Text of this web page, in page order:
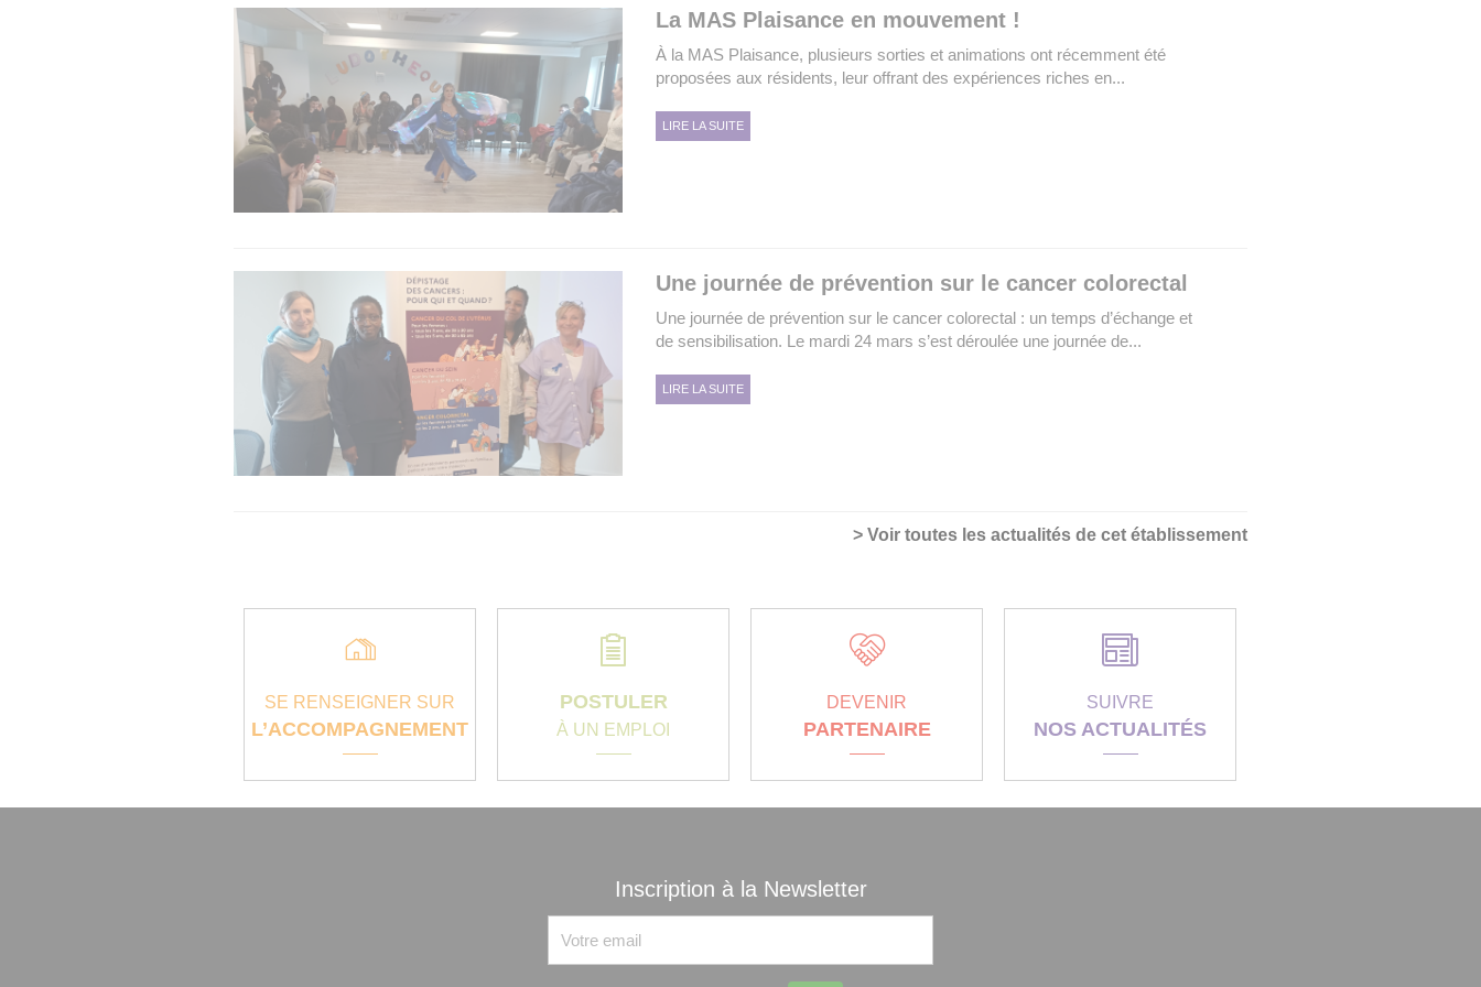
La MAS Plaisance en mouvement !
À la MAS Plaisance, plusieurs sorties et animations ont récemment été
proposées aux résidents, leur offrant des expériences riches en...
LIRE LA SUITE
Une journée de prévention sur le cancer colorectal
Une journée de prévention sur le cancer colorectal : un temps d’échange et
de sensibilisation. Le mardi 24 mars s’est déroulée une journée de...
LIRE LA SUITE
> Voir toutes les actualités de cet établissement
SE RENSEIGNER SUR
L’ACCOMPAGNEMENT
POSTULER
À UN EMPLOI
DEVENIR
PARTENAIRE
SUIVRE
NOS ACTUALITÉS
Inscription à la Newsletter